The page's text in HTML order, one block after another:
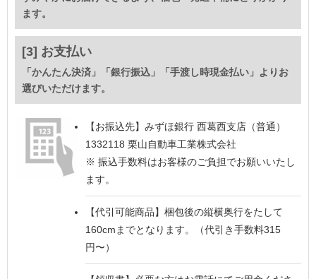
ます。
[3] お支払い
「かんたん決済」「銀行振込」「手渡し時現金払い」よりお
選びいただけます。
【お振込先】 みずほ銀行 西葛西支店（普通）
1332118 栗山自動車工業株式会社
※ 振込手数料はお客様のご負担でお願いいたし
ます。
【代引可能商品】 梱包後の縦横奥行をたして
160cmまでとなります。（代引き手数料315
円〜）